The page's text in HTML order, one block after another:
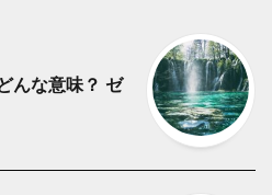
んな意味？ ゼ